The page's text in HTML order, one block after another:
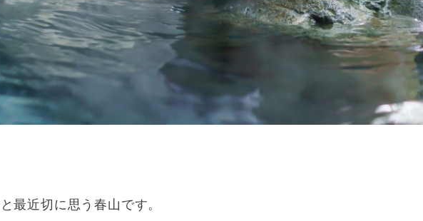
最近切に思う春山です。